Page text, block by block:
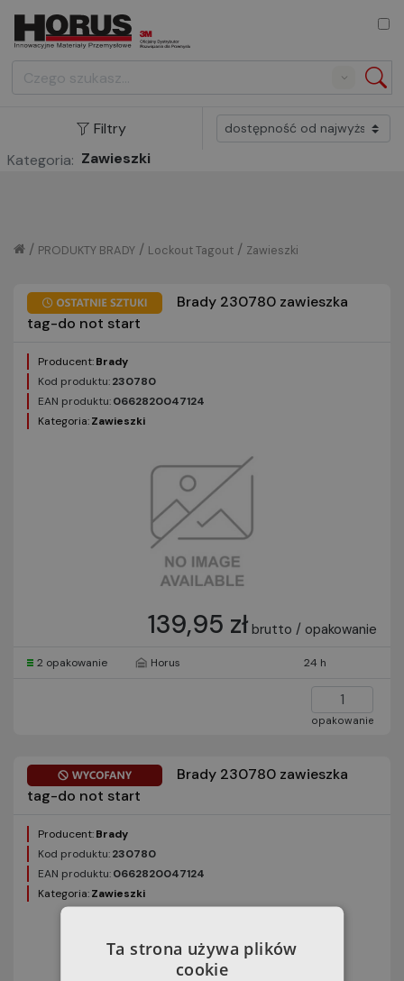
Search
Filtry
Kategoria: Zawieszki
Zawieszki
/
Lockout Tagout
/
PRODUKTY BRADY
/
Brady 230780 zawieszka
tag-do not start
Producent:Brady
Kod produktu:230780
EAN produktu:0662820047124
Kategoria:Zawieszki
139,95 zł brutto / opakowanie
2 opakowanie Horus 24 h
opakowanie
Brady 230780 zawieszka
tag-do not start
Producent:Brady
Kod produktu:230780
EAN produktu:0662820047124
Kategoria:Zawieszki
Ta strona używa plików
cookie